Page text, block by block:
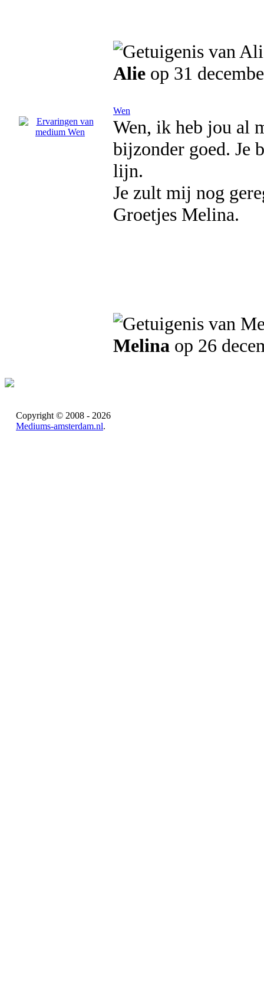
Alie op 31
Wen
Wen, ik heb jou al
bijzonder goed. Je
lijn.
Je zult mij nog
Groetjes Melina.
Melina op 26
Copyright © 2008 - 2026
Mediums-amsterdam.nl.